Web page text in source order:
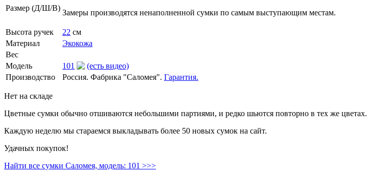
Размер (Д/Ш/В)
Замеры производятся ненаполненной сумки по самым выступающим местам.
Высота ручек 22 см
Материал
Экокожа
Вес
Модель
101
(есть видео)
Производство
Россия. Фабрика "Саломея". Гарантия.
Нет на складе
Цветные сумки обычно отшиваются небольшими партиями, и редко шьются повторно в тех же цветах.
Каждую неделю мы стараемся выкладывать более 50 новых сумок на сайт.
Удачных покупок!
Найти все сумки Саломея, модель: 101 >>>